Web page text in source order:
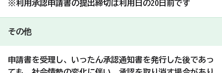
※利用承認申請書の提出締切は利用日の20日前です
その他
申請書を受理し、いったん承認通知書を発行した後であっ